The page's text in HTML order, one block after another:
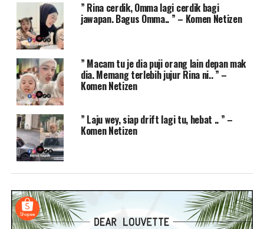
” Rina cerdik, Omma lagi cerdik bagi
jawapan. Bagus Omma.. ” – Komen Netizen
” Macam tu je dia puji orang lain depan mak
dia. Memang terlebih jujur Rina ni.. ” –
Komen Netizen
” Laju wey, siap drift lagi tu, hebat .. ” –
Komen Netizen